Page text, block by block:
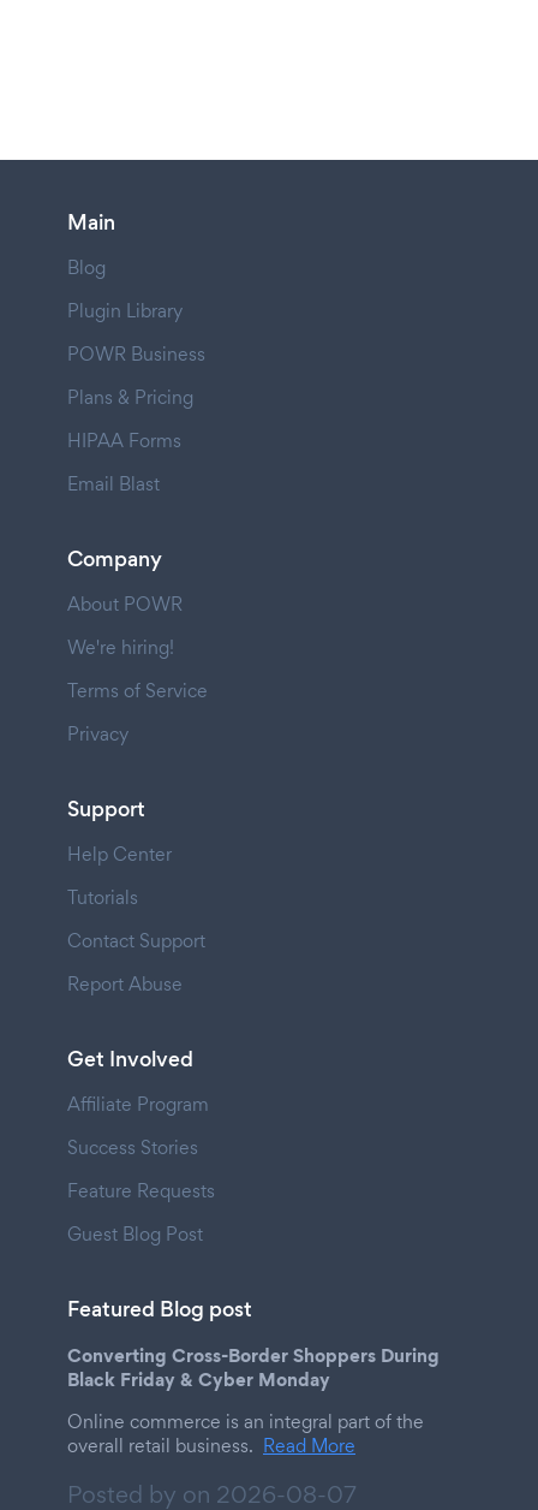
Main
Blog
Plugin Library
POWR Business
Plans & Pricing
HIPAA Forms
Email Blast
Company
About POWR
We're hiring!
Terms of Service
Privacy
Support
Help Center
Tutorials
Contact Support
Report Abuse
Get Involved
Affiliate Program
Success Stories
Feature Requests
Guest Blog Post
Featured Blog post
Converting Cross-Border Shoppers During
Black Friday & Cyber Monday
Online commerce is an integral part of the
overall retail business. Read More
Posted by on 2026-08-07